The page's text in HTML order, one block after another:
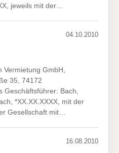
jeweils mit der…
04.10.2010
Vermietung GmbH,
35, 74172
Geschäftsführer: Bach,
*XX.XX.XXXX, mit der
Gesellschaft mit…
16.08.2010